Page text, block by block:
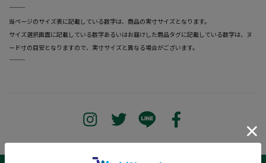
―――――――――――――――――――――――
当ページのサイズ表に記載している数字は、商品の実寸サイズとなります。
サイズ選択画面に記載している数字あるいはお届けした商品タグに記載している数字は、ヌ
ード寸の目安となりますので、実寸サイズと異なる場合がございます。
―――――――――――――――――――――――